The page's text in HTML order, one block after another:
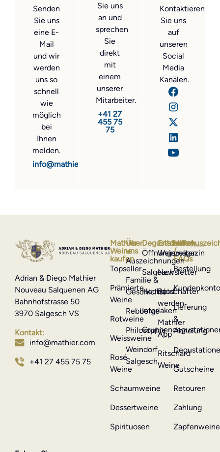
Senden
Sie uns
eine E-
Mail
und wir
werden
uns so
schnell
wie
möglich
bei
Ihnen
melden.
info@mathier.com
Sie uns
an und
sprechen
Sie
direkt
mit
einem
unserer
Mitarbeiter.
+41 27
455 75
75
Kontaktieren
Sie uns
auf
unseren
Social
Media
Kanälen.
Adrian & Diego Mathier
Nouveau Salquenen AG
Bahnhofstrasse 50
3970 Salgesch VS
Kontakt:
info@mathier.com
+41 27 455 75 75
Mathier-
Weine
kaufen
Topseller
Prämierte
Weine
Rotweine
Weissweine
Rosé
Weine
Schaumweine
Dessertweine
Spirituosen
Hilfe
/
FAQs
Bestellung
Lieferung
&
Abholung
Gutscheine
Retouren
Zahlung
Zapfenweine
Entdecken
Weinmagazin
Newsletter
Botschafter
werden
Mathier
App
Ritschard
Weine
Degustationen
Öffnungszeiten
Salgesch
Hochdorf
Interlaken
Über
uns
Auszeichnungen
Familie &
Geschichte
Rebberge
Philosophie
Weindorf
Salgesch